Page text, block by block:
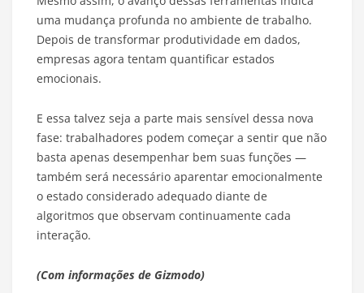
uma mudança profunda no ambiente de trabalho.
Depois de transformar produtividade em dados,
empresas agora tentam quantificar estados
emocionais.
E essa talvez seja a parte mais sensível dessa nova
fase: trabalhadores podem começar a sentir que não
basta apenas desempenhar bem suas funções —
também será necessário aparentar emocionalmente
o estado considerado adequado diante de
algoritmos que observam continuamente cada
interação.
(Com informações de Gizmodo)